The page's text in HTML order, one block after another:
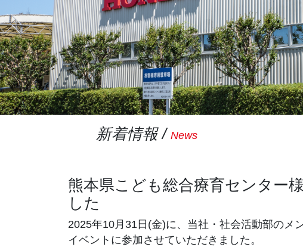
新着情報 /News
熊本県こども総合療育センター
した
2025年10月31日(金)に、当社・社会活動部のメ
イベントに参加させていただきました。